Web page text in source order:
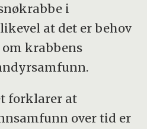
i
at det er behov
krabbens
forklarer at
over tid er